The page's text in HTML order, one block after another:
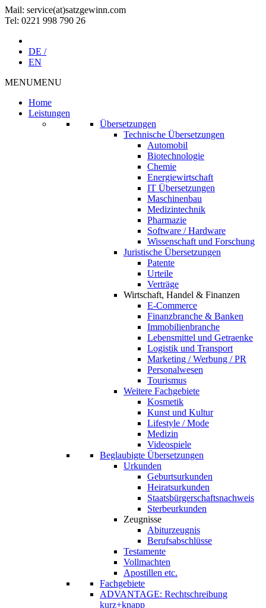
Mail: service(at)satz­gewinn.com
Tel: 0221 998 790 26
DE /
EN
MENUMENU
Home
Leistungen
Übersetzungen
Technische Übersetzungen
Automobil
Biotechnologie
Chemie
Energiewirtschaft
IT Übersetzungen
Maschinenbau
Medizintechnik
Pharmazie
Software / Hardware
Wissenschaft und Forschung
Juristische Übersetzungen
Patente
Urteile
Verträge
Wirtschaft, Handel & Finanzen
E-Commerce
Finanzbranche & Banken
Immobilienbranche
Lebensmittel und Getraenke
Logistik und Transport
Marketing / Werbung / PR
Personalwesen
Tourismus
Weitere Fachgebiete
Kosmetik
Kunst und Kultur
Lifestyle / Mode
Medizin
Videospiele
Beglaubigte Übersetzungen
Urkunden
Geburtsurkunden
Heiratsurkunden
Staatsbürgerschaftsnachweis
Sterbeurkunden
Zeugnisse
Abiturzeugnis
Berufsabschlüsse
Testamente
Vollmachten
Apostillen etc.
Fachgebiete
ADVANTAGE: Rechtschreibung
kurz+knapp